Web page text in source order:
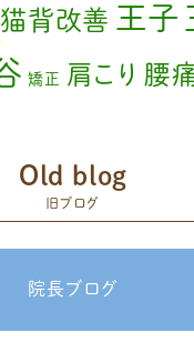
猫背改善 王子
矯正 肩こり 腰
自律神
赤羽 足の歪み改善
リ ＃せなかリペア
せなかリペア＃ねこぜ
Old blog
旧ブログ
院長ブログ